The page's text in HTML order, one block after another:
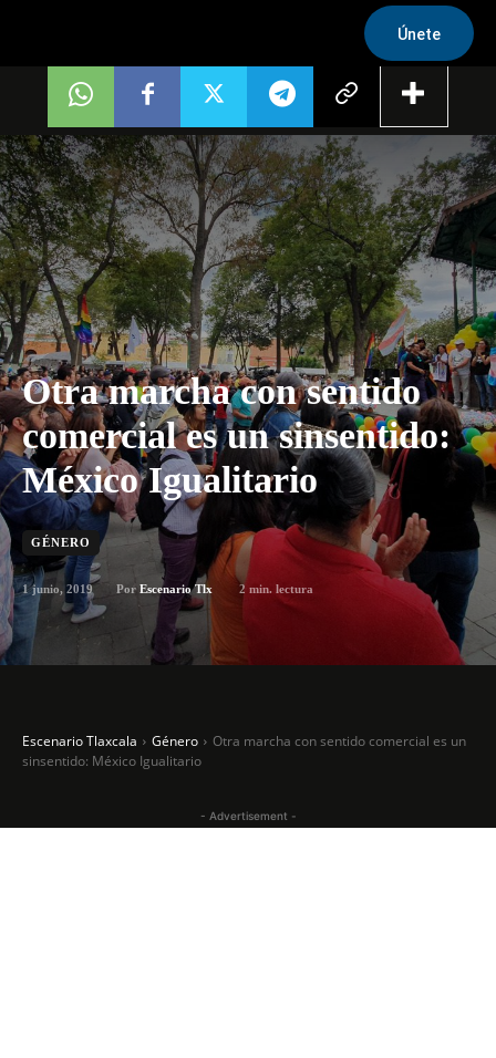
Únete
Otra marcha con sentido
comercial es un sinsentido:
México Igualitario
GÉNERO
1 junio, 2019 Por Escenario Tlx 2 min. lectura
Escenario Tlaxcala Género
Otra marcha con sentido comercial es un
sinsentido: México Igualitario
- Advertisement -